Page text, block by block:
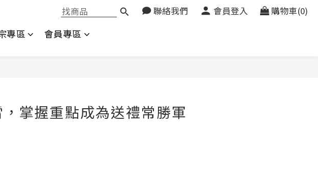
聯絡我們 會員登入 購物車(0)
專區 會員專區
掌握重點成為送禮常勝軍